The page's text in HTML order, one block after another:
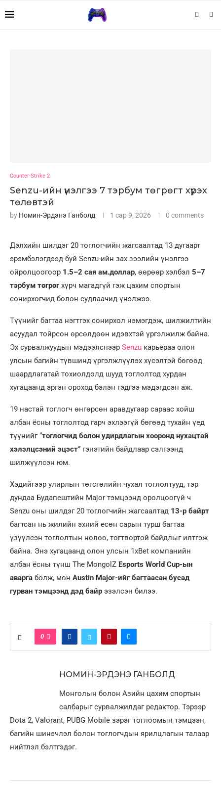
Counter-Strike 2
Senzu-ийн үнэлгээ 7 тэрбум төгрөгт хүрэх
төлөвтэй
by Номин-Эрдэнэ Ганболд 1 сар 9, 2026 0 comments
Дэлхийн шилдэг 20 тоглогчийн жагсаалтад 13 дугаарт
эрэмбэлэгдээд буй Senzu-ийн зах зээлийн үнэлгээ
ойролцоогоор 1.5–2 сая ам.доллар, өөрөөр хэлбэл 5–7
тэрбум төгрөгхүрч магадгүй гэж цахим спортын
сонирхогчид болон судлаачид үнэлжээ.
Түүнийг багтаа нэгтгэх сонирхол нэмэгдэж, шилжилтийн
асуудал тойрсон өрсөлдөөн идэвхтэй үргэлжилж байна.
Эх сурвалжуудын мэдээлснээр Senzu карьераа олон
улсын багийн түвшинд үргэлжлүүлэх хүсэлтэй бөгөөд
шаардлагатай тохиолдолд шууд тоглолтод хурдан
хугацаанд эргэн ороход бэлэн гэдгээ мэдэгдсэн аж.
19 настай тоглогч өнгөрсөн аравдугаар сараас хойш
албан ёсны тоглолтод гарч эхлээгүй бөгөөд тухайн үед
түүнийг “тоглогчид болон удирдлагын хооронд нухацтай
хэлэлцсэний эцэст” гэнэтийн байдлаар сэлгээнд
шилжүүлсэн юм.
Хэдийгээр улирлын төгсгөлийн чухал тоглолтууд, тэр
дундаа Будапештийн Major тэмцээнд оролцоогүй ч
Senzu оны шилдэг 20 тоглогчийн жагсаалтад 13-р байрт
багтсан нь жилийн эхний есөн сарын турш багтаа
үзүүлсэн тоглолтын нөлөө, тогтвортой байдлыг илтгэж
байна. Энэ хугацаанд олон улсын 1xBet компанийн
албан ёсны түнш The MongolZ Esports World Cup-ын
аварга болж, мөн Austin Major-ийг багтаасан бусад
гурван тэмцээнд дэд байр эзэлсэн билээ.
0
НОМИН-ЭРДЭНЭ ГАНБОЛД
Монголын болон Азийн цахим спортын
салбарыг сурвалжилдаг редактор. Тэрээр
Dota 2, Valorant, PUBG Mobile зэрэг тоглоомын тэмцээн,
багийн шинэчлэл болон тоглогчдын ярилцлагын талаар
нийтлэл бэлтгэдэг.